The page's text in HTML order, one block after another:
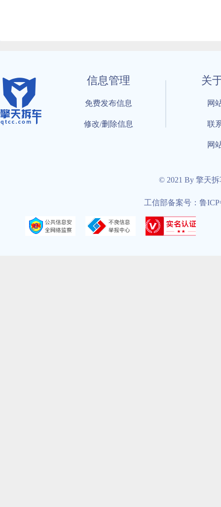
信息管理
免费发布信息
修改/删除信息
关
网
联
网
© 2021 By 擎天
工信部备案号：鲁